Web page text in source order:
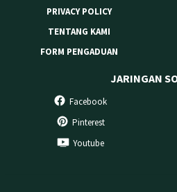
PRIVACY POLICY
TENTANG KAMI
FORM PENGADUAN
JARINGAN
Facebook
Pinterest
Youtube